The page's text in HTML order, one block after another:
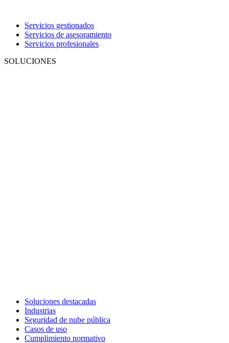
Servicios gestionados
Servicios de asesoramiento
Servicios profesionales
SOLUCIONES
Soluciones destacadas
Industrias
Seguridad de nube pública
Casos de uso
Cumplimiento normativo